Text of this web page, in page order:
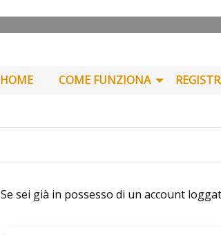
HOME COME FUNZIONA
Se sei già in possesso di un account